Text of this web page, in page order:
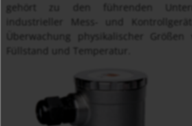
gehört zu den führenden
industrieller Mess- und
Überwachung physikalischer